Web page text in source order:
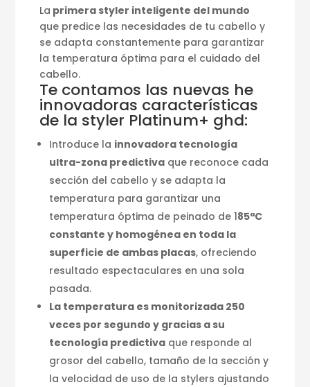
La primera styler inteligente del mundo
que predice las necesidades de tu cabello y
se adapta constantemente para garantizar
la temperatura óptima para el cuidado del
cabello.
Te contamos las nuevas he
innovadoras características
de la styler Platinum+ ghd:
Introduce la innovadora tecnología
ultra-zona predictiva que reconoce cada
sección del cabello y se adapta la
temperatura para garantizar una
temperatura óptima de peinado de 185ªC
constante y homogénea en toda la
superficie de ambas placas, ofreciendo
resultado espectaculares en una sola
pasada.
La temperatura es monitorizada 250
veces por segundo y gracias a su
tecnología predictiva que responde al
grosor del cabello, tamaño de la sección y
la velocidad de uso de la stylers ajustando